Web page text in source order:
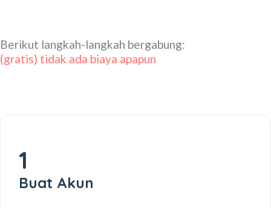
Berikut langkah-langkah bergabung:
(gratis) tidak ada biaya apapun
1
Buat Akun